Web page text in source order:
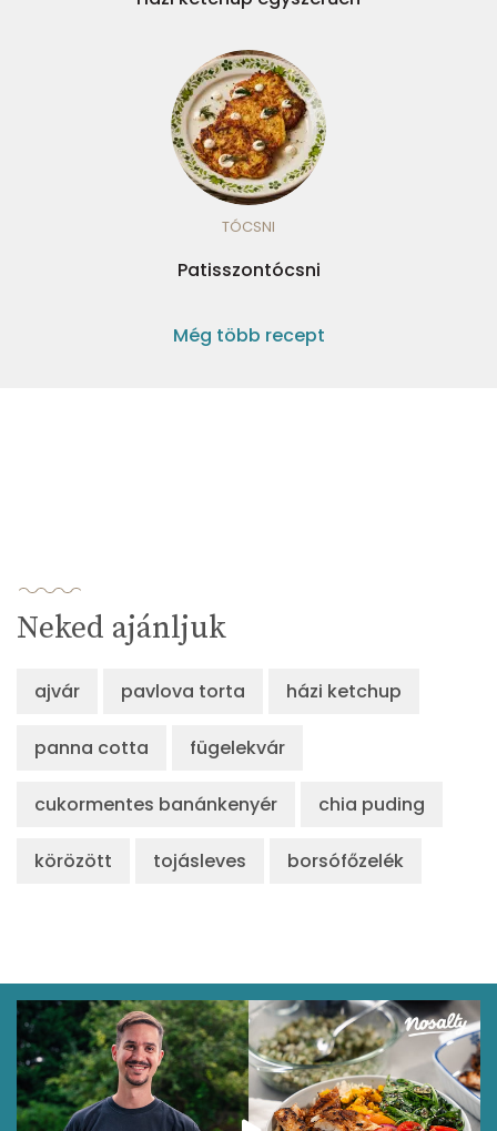
TÓCSNI
Patisszontócsni
Még több recept
Neked ajánljuk
ajvár pavlova torta házi ketchup
panna cotta fügelekvár
cukormentes banánkenyér chia puding
körözött tojásleves borsófőzelék